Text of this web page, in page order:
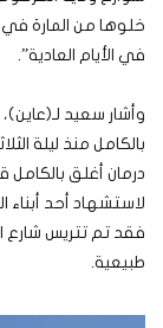
خلوها من المارة في
في الأيام العادية”.
وأشار سعيد
بالكامل منذ ليلة
درمان أغلق بالكامل
لاستشهاد أحد
فقد تم تتريس شارع
طبيعية.